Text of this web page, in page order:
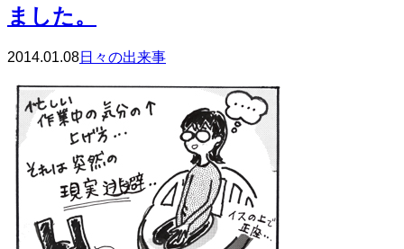
ました。
2014.01.08日々の出来事